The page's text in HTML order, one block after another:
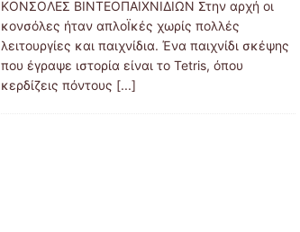
ΚΟΝΣΟΛΕΣ ΒΙΝΤΕΟΠΑΙΧΝΙΔΙΩΝ Στην αρχή οι
κονσόλες ήταν απλοΪκές χωρίς πολλές
λειτουργίες και παιχνίδια. Ένα παιχνίδι σκέψης
που έγραψε ιστορία είναι το Tetris, όπου
κερδίζεις πόντους [...]